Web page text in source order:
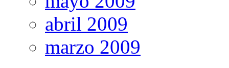
abril 2009
marzo 2009